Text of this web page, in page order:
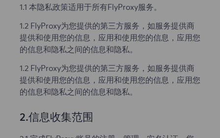
1.1 本隐私政策适用于所有FlyProxy服务。
1.2 FlyProxy为您提供的第三方服务，如服务提供商
提供和使用您的信息，应用和使用您的信息，应用您
的信息和隐私之间的信息和隐私。
1.2 FlyProxy为您提供的第三方服务，如服务提供商
提供和使用您的信息，应用和使用您的信息，应用您
的信息和隐私之间的信息和隐私。
2.信息收集范围